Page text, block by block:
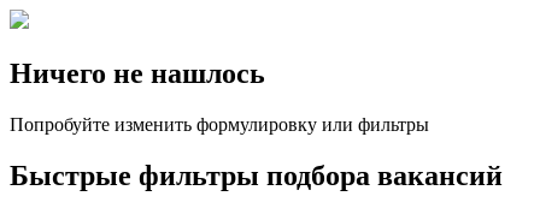
Ничего не нашлось
Попробуйте изменить формулировку или фильтры
Быстрые фильтры подбора вакансий